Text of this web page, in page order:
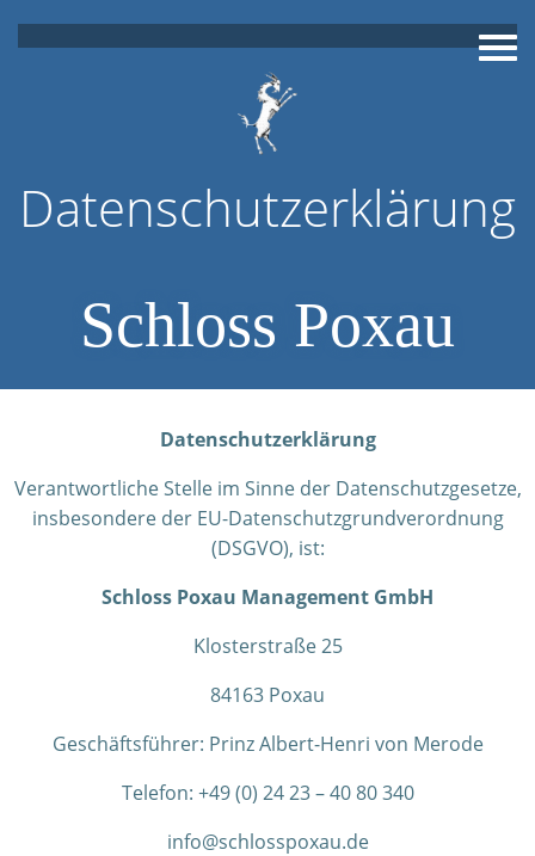
Inhalt
springen
Datenschutzerklärung
Schloss Poxau
Datenschutzerklärung
Verantwortliche Stelle im Sinne der Datenschutzgesetze,
insbesondere der EU-Datenschutzgrundverordnung
(DSGVO), ist:
Schloss Poxau Management GmbH
Klosterstraße 25
84163 Poxau
Geschäftsführer: Prinz Albert-Henri von Merode
Telefon: +49 (0) 24 23 – 40 80 340
info@schlosspoxau.de